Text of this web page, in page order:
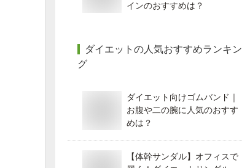
インのおすすめは？
ダイエット の人気おすすめランキン
グ
ダイエット向けゴムバンド｜
お腹や二の腕に人気のおすす
めは？
【体幹サンダル】オフィスで